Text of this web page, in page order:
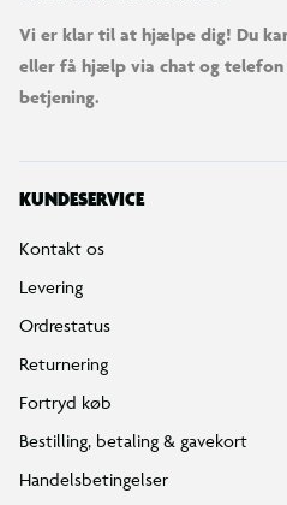
Vi er klar til at hjælpe dig! Du
eller få hjælp via chat og
betjening.
KUNDESERVICE
Kontakt os
Levering
Ordrestatus
Returnering
Fortryd køb
Bestilling, betaling & gavekort
Handelsbetingelser